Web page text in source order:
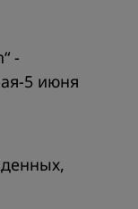
-
5 июня